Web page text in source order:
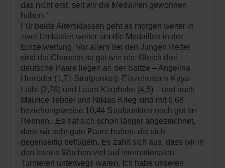
das nicht erst, seit wir die Medaillen gewonnen
haben.“
Für beide Altersklassen geht es morgen weiter in
zwei Umläufen weiter um die Medaillen in der
Einzelwertung. Vor allem bei den Jungen Reiter
sind die Chancen so gut wie nie. Gleich drei
deutsche Paare liegen an der Spitze – Angelina
Herröder (1,71 Strafpunkte), Einzelreiterin Kaya
Lüthi (2,78) und Laura Klaphake (4,5) – und auch
Maurice Tebbel und Niklas Krieg sind mit 6,68
beziehungsweise 10,44 Strafpunkten noch gut im
Rennen. „Es hat sich schon länger abgezeichnet,
dass wir sehr gute Paare haben, die sich
gegenseitig beflügeln. Es zahlt sich aus, dass wir in
den letzten Wochen viel auf internationalen
Turnieren unterwegs waren. Ich habe unseren